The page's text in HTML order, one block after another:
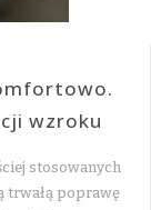
wzroku
stosowanych
trwałą poprawę